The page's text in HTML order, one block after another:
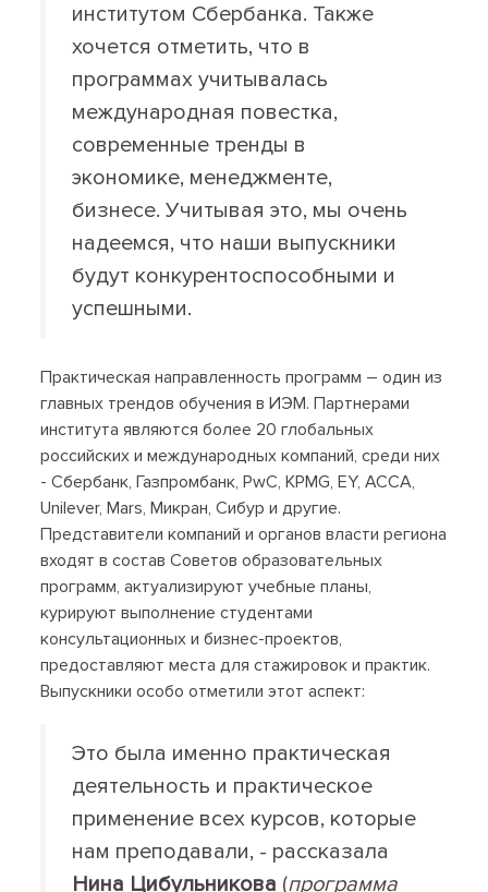
институтом Сбербанка. Также
хочется отметить, что в
программах учитывалась
международная повестка,
современные тренды в
экономике, менеджменте,
бизнесе. Учитывая это, мы очень
надеемся, что наши выпускники
будут конкурентоспособными и
успешными.
Практическая направленность программ – один из
главных трендов обучения в ИЭМ. Партнерами
института являются более 20 глобальных
российских и международных компаний, среди них
- Сбербанк, Газпромбанк, PwC, KPMG, EY, ACCA,
Unilever, Mars, Микран, Сибур и другие.
Представители компаний и органов власти региона
входят в состав Советов образовательных
программ, актуализируют учебные планы,
курируют выполнение студентами
консультационных и бизнес-проектов,
предоставляют места для стажировок и практик.
Выпускники особо отметили этот аспект:
Это была именно практическая
деятельность и практическое
применение всех курсов, которые
нам преподавали, - рассказала
Нина Цибульникова (программа